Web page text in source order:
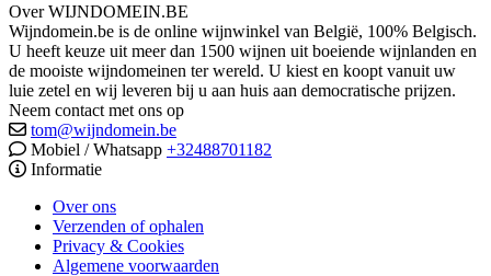
Over WIJNDOMEIN.BE
Wijndomein.be is de online wijnwinkel van België, 100% Belgisch.
U heeft keuze uit meer dan 1500 wijnen uit boeiende wijnlanden en
de mooiste wijndomeinen ter wereld. U kiest en koopt vanuit uw
luie zetel en wij leveren bij u aan huis aan democratische prijzen.
Neem contact met ons op
tom@wijndomein.be
Mobiel / Whatsapp +32488701182
Informatie
Over ons
Verzenden of ophalen
Privacy & Cookies
Algemene voorwaarden